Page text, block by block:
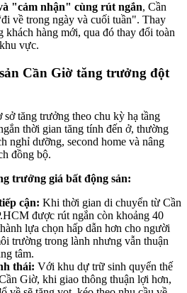
"cảm nhận" cùng rút ngắn, Cần
về trong ngày và cuối tuần". Thay
khách hàng mới, qua đó thay đổi toàn
vực.
Cần Giờ tăng trưởng đột
tăng trưởng theo chu kỳ hạ tầng
thời gian tăng tính đến ở, thường
nghỉ dưỡng, second home và nâng
đồng bộ.
trưởng giá bất động sản:
cận: Khi thời gian di chuyển từ Cần
được rút ngắn còn khoảng 40
lựa chọn hấp dẫn hơn cho người
trường trong lành nhưng vẫn thuận
tâm.
thái: Với khu dự trữ sinh quyển thế
Giờ, khi giao thông thuận lợi hơn,